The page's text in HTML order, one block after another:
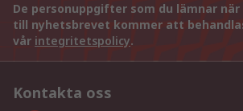
De personuppgifter som du lämnar
till nyhetsbrevet kommer att
vår integritetspolicy.
Kontakta oss